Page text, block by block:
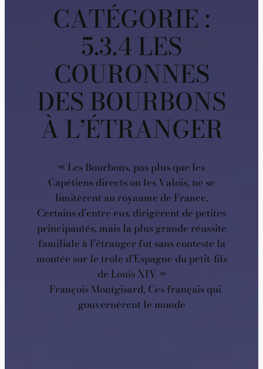
CATÉGORIE :
5.3.4 LES
COURONNES
DES BOURBONS
À L’ÉTRANGER
« Les Bourbons, pas plus que les
Capétiens directs ou les Valois, ne se
limitèrent au royaume de France.
Certains d’entre eux dirigèrent de petites
principautés, mais la plus grande réussite
familiale à l’étranger fut sans conteste la
montée sur le trôle d’Espagne du petit-fils
de Louis XIV »
– François Montgisard, Ces français qui
gouvernèrent le monde